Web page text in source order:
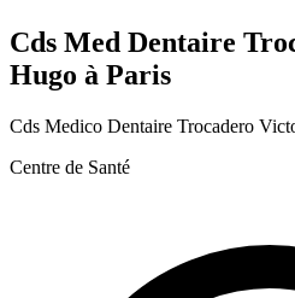
Cds Med Dentaire
Hugo à Paris
Cds Medico Dentaire Trocadero
Centre de Santé